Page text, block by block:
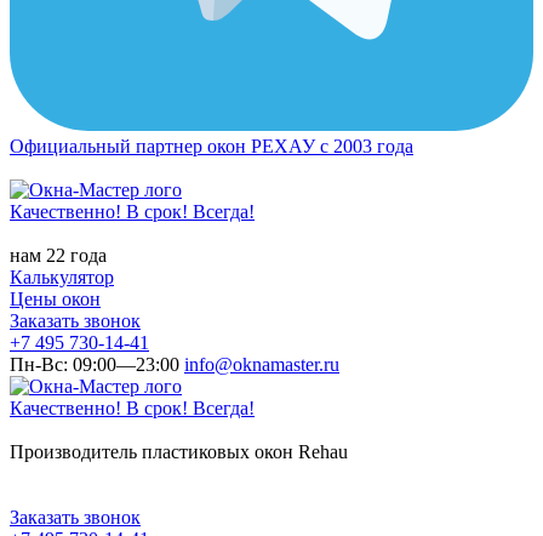
Официальный партнер окон РЕХАУ с 2003 года
Качественно! В срок! Всегда!
нам 22 года
Калькулятор
Цены окон
Заказать звонок
+7 495 730-14-41
Пн-Вс: 09:00—23:00 info@oknamaster.ru
Качественно! В срок! Всегда!
Производитель пластиковых окон Rehau
Заказать звонок